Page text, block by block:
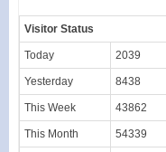
Visitor Status
Today 2039
Yesterday 8438
This Week 43862
This Month 54339